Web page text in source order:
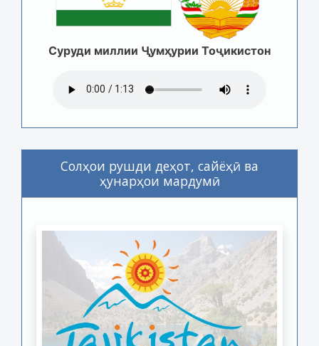
Суруди миллии Ҷумҳурии Тоҷикистон
Солҳои рушди деҳот, сайёҳӣ ва
ҳунарҳои мардумӣ